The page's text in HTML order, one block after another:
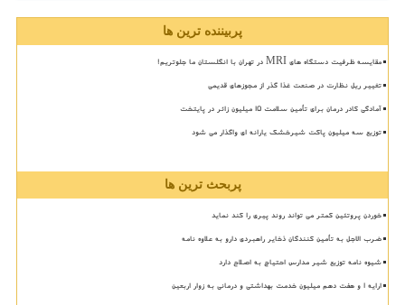
پربیننده ترین ها
مقایسه ظرفیت دستگاه های MRI در تهران با انگلستان ما جلوتریم!
تغییر ریل نظارت در صنعت غذا گذر از مجوزهای قدیمی
آمادگی کادر درمان برای تأمین سلامت 15 میلیون زائر در پایتخت
توزیع سه میلیون پاکت شیرخشک یارانه ای واگذار می شود
پربحث ترین ها
خوردن پروتئین کمتر می تواند روند پیری را کند نماید
ضرب الاجل به تأمین کنندگان ذخایر راهبردی دارو به علاوه نامه
شیوه نامه توزیع شیر مدارس احتیاج به اصلاح دارد
ارایه ۱ و هفت دهم میلیون خدمت بهداشتی و درمانی به زوار اربعین